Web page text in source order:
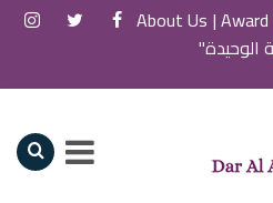
Award
About Us
الوحيدة"